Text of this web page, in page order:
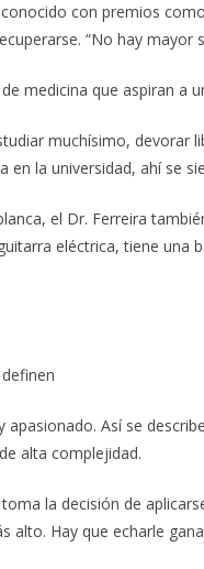
con premios
“No hay
medicina que aspiran a
muchísimo, devorar
en la universidad, ahí se
el Dr. Ferreira
eléctrica, tiene una
apasionado. Así se
alta complejidad.
toma la decisión de
alto. Hay que echarle